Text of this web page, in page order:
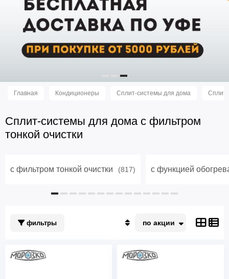
Главная Кондиционеры Сплит-системы для дома Сплит-
Сплит-системы для дома с фильтром
тонкой очистки
с фильтром тонкой очистки (817) с функцией
фильтры
Дорогие
по акции